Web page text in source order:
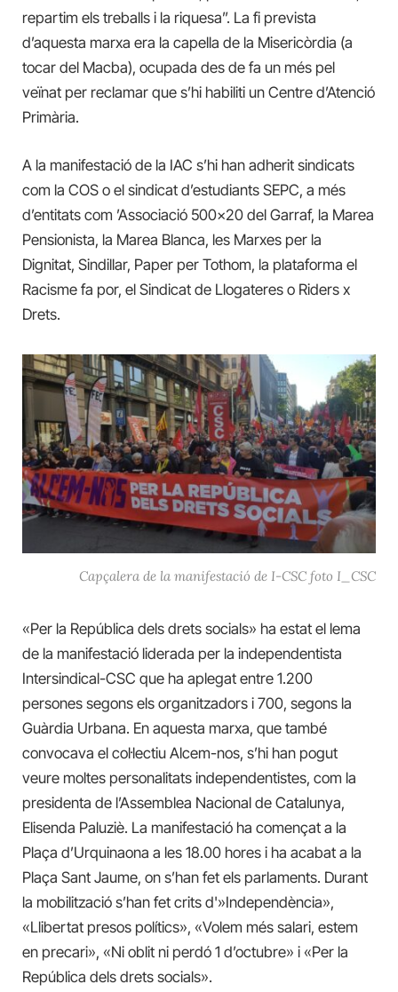
repartim els treballs i la riquesa”. La fi prevista
d’aquesta marxa era la capella de la Misericòrdia (a
tocar del Macba), ocupada des de fa un més pel
veïnat per reclamar que s’hi habiliti un Centre d’Atenció
Primària.
A la manifestació de la IAC s’hi han adherit sindicats
com la COS o el sindicat d’estudiants SEPC, a més
d’entitats com ’Associació 500×20 del Garraf, la Marea
Pensionista, la Marea Blanca, les Marxes per la
Dignitat, Sindillar, Paper per Tothom, la plataforma el
Racisme fa por, el Sindicat de Llogateres o Riders x
Drets.
Capçalera de la manifestació de I-CSC foto I_CSC
«Per la República dels drets socials» ha estat el lema
de la manifestació liderada per la independentista
Intersindical-CSC que ha aplegat entre 1.200
persones segons els organitzadors i 700, segons la
Guàrdia Urbana. En aquesta marxa, que també
convocava el col·lectiu Alcem-nos, s’hi han pogut
veure moltes personalitats independentistes, com la
presidenta de l’Assemblea Nacional de Catalunya,
Elisenda Paluziè. La manifestació ha començat a la
Plaça d’Urquinaona a les 18.00 hores i ha acabat a la
Plaça Sant Jaume, on s’han fet els parlaments. Durant
la mobilització s’han fet crits d'»Independència»,
«Llibertat presos polítics», «Volem més salari, estem
en precari», «Ni oblit ni perdó 1 d’octubre» i «Per la
República dels drets socials».